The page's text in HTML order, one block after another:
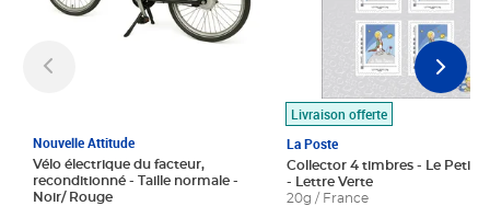
Nouvelle Attitude
Vélo électrique du facteur,
reconditionné - Taille normale -
Noir/ Rouge
Livraison offerte
La Poste
Collector 4 timbres - Le Petit
- Lettre Verte
20g / France